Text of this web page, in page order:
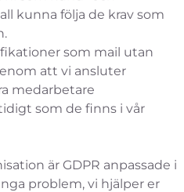
kunna följa de krav som
som mail utan
att vi ansluter
medarbetare
som de finns i vår
är GDPR anpassade i
problem, vi hjälper er